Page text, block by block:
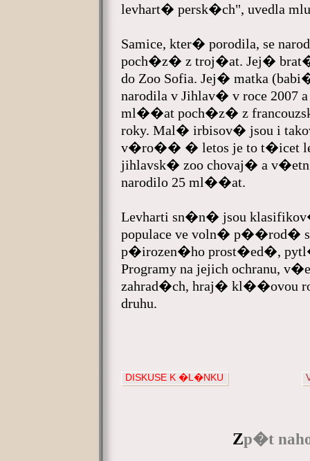
levhart� persk�ch", uvedla
Samice, kter� porodila, se
poch�z� z troj�at. Jej� brat�i
do Zoo Sofia. Jej� matka
narodila v Jihlav� v roce 2007
ml��at poch�z� z
roky. Mal� irbisov� jsou i
v�ro�� � letos je to t�icet
jihlavsk� zoo chovaj� a
narodilo 25 ml��at.
Levharti sn�n� jsou
populace ve voln�
p�irozen�ho prost�ed�,
Programy na jejich ochranu,
zahrad�ch, hraj�
druhu.
DISKUSE K �L�NKU
Zp�t